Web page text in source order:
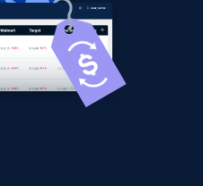
Comenzar ahora
dataset - Collect